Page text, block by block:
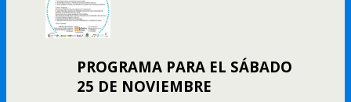
PROGRAMA PARA EL SÁBADO
25 DE NOVIEMBRE